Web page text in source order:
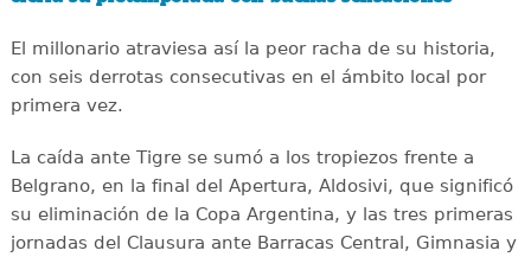
El millonario atraviesa así la peor racha de su historia,
con seis derrotas consecutivas en el ámbito local por
primera vez.
La caída ante Tigre se sumó a los tropiezos frente a
Belgrano, en la final del Apertura, Aldosivi, que significó
su eliminación de la Copa Argentina, y las tres primeras
jornadas del Clausura ante Barracas Central, Gimnasia y